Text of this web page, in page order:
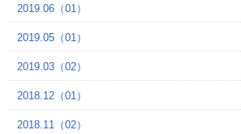
2019.06（01）
2019.05（01）
2019.03（02）
2018.12（01）
2018.11（02）